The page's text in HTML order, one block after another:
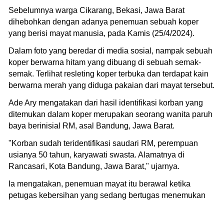
Sebelumnya warga Cikarang, Bekasi, Jawa Barat
dihebohkan dengan adanya penemuan sebuah koper
yang berisi mayat manusia, pada Kamis (25/4/2024).
Dalam foto yang beredar di media sosial, nampak sebuah
koper berwarna hitam yang dibuang di sebuah semak-
semak. Terlihat resleting koper terbuka dan terdapat kain
berwarna merah yang diduga pakaian dari mayat tersebut.
Ade Ary mengatakan dari hasil identifikasi korban yang
ditemukan dalam koper merupakan seorang wanita paruh
baya berinisial RM, asal Bandung, Jawa Barat.
"Korban sudah teridentifikasi saudari RM, perempuan
usianya 50 tahun, karyawati swasta. Alamatnya di
Rancasari, Kota Bandung, Jawa Barat," ujarnya.
Ia mengatakan, penemuan mayat itu berawal ketika
petugas kebersihan yang sedang bertugas menemukan